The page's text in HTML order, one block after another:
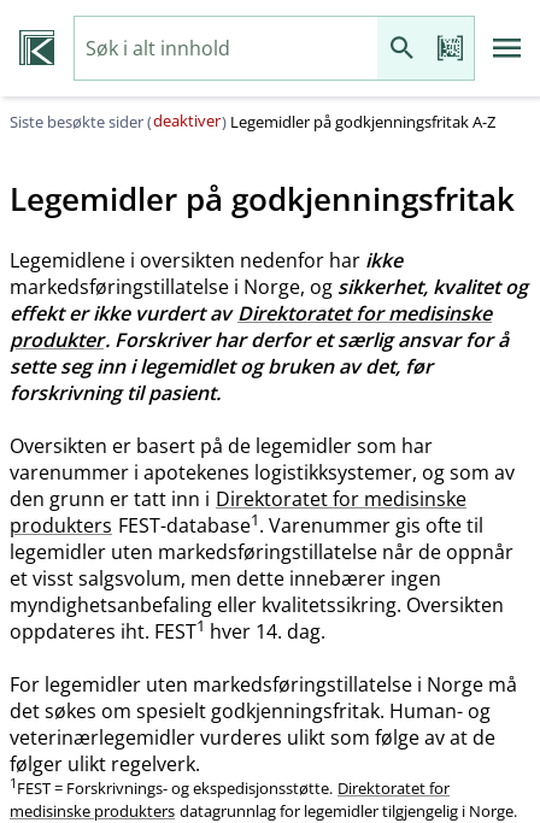
Siste besøkte sider (deaktiver) Legemidler på godkjenningsfritak A-Z
Legemidler på godkjenningsfritak
Legemidlene i oversikten nedenfor har ikke
markedsføringstillatelse i Norge, og sikkerhet, kvalitet og
effekt er ikke vurdert avDirektoratet for medisinske
produkter. Forskriver har derfor et særlig ansvar for å
sette seg inn i legemidlet og bruken av det, før
forskrivning til pasient.
Oversikten er basert på de legemidler som har
varenummer i apotekenes logistikksystemer, og som av
den grunn er tatt inn i Direktoratet for medisinske
produkters FEST-database1. Varenummer gis ofte til
legemidler uten markedsføringstillatelse når de oppnår
et visst salgsvolum, men dette innebærer ingen
myndighetsanbefaling eller kvalitetssikring. Oversikten
oppdateres iht. FEST1 hver 14. dag.
For legemidler uten markedsføringstillatelse i Norge må
det søkes om spesielt godkjenningsfritak. Human- og
veterinærlegemidler vurderes ulikt som følge av at de
følger ulikt regelverk.
1 FEST = Forskrivnings- og ekspedisjonsstøtte. Direktoratet for
medisinske produkters datagrunnlag for legemidler tilgjengelig i Norge.